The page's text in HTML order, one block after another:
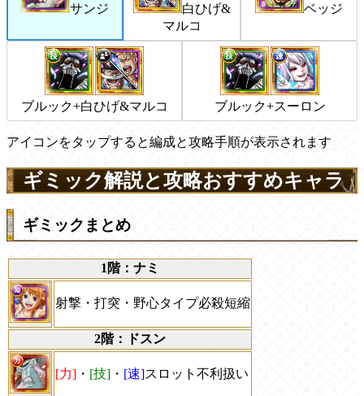
サンジ
白ひげ&
マルコ
ベッジ
ブルック+白ひげ&マルコ ブルック+スーロン
アイコンをタップすると編成と攻略手順が表示されます
ギミック解説と攻略おすすめキャラ
ギミックまとめ
1階：ナミ
射撃・打突・野心タイプ必殺短縮
2階：ドスン
[力] ・ [技] ・ [速]スロット不利扱い